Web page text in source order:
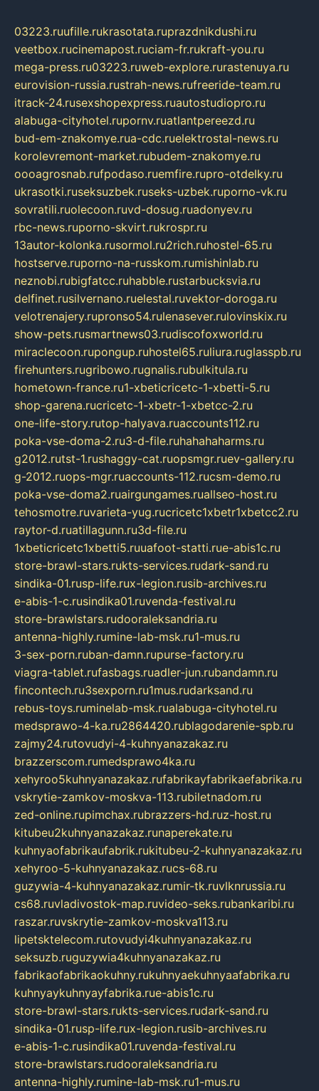
03223.ruufille.rukrasotata.ruprazdnikdushi.ru
veetbox.rucinemapost.ruciam-fr.rukraft-you.ru
mega-press.ru03223.ruweb-explore.rurastenuya.ru
eurovision-russia.rustrah-news.rufreeride-team.ru
itrack-24.rusexshopexpress.ruautostudiopro.ru
alabuga-cityhotel.rupornv.ruatlantpereezd.ru
bud-em-znakomye.rua-cdc.ruelektrostal-news.ru
korolevremont-market.rubudem-znakomye.ru
oooagrosnab.rufpodaso.ruemfire.rupro-otdelky.ru
ukrasotki.ruseksuzbek.ruseks-uzbek.ruporno-vk.ru
sovratili.ruolecoon.ruvd-dosug.ruadonyev.ru
rbc-news.ruporno-skvirt.rukrospr.ru
13autor-kolonka.rusormol.ru2rich.ruhostel-65.ru
hostserve.ruporno-na-russkom.rumishinlab.ru
neznobi.rubigfatcc.ruhabble.rustarbucksvia.ru
delfinet.rusilvernano.ruelestal.ruvektor-doroga.ru
velotrenajery.rupronso54.rulenasever.rulovinskix.ru
show-pets.rusmartnews03.rudiscofoxworld.ru
miraclecoon.rupongup.ruhostel65.ruliura.ruglasspb.ru
firehunters.rugribowo.rugnalis.rubulkitula.ru
hometown-france.ru1-xbeticricetc-1-xbetti-5.ru
shop-garena.rucricetc-1-xbetr-1-xbetcc-2.ru
one-life-story.rutop-halyava.ruaccounts112.ru
poka-vse-doma-2.ru3-d-file.ruhahahaharms.ru
g2012.rutst-1.rushaggy-cat.ruopsmgr.ruev-gallery.ru
g-2012.ruops-mgr.ruaccounts-112.rucsm-demo.ru
poka-vse-doma2.ruairgungames.ruallseo-host.ru
tehosmotre.ruvarieta-yug.rucricetc1xbetr1xbetcc2.ru
raytor-d.ruatillagunn.ru3d-file.ru
1xbeticricetc1xbetti5.ruuafoot-statti.rue-abis1c.ru
store-brawl-stars.rukts-services.rudark-sand.ru
sindika-01.rusp-life.rux-legion.rusib-archives.ru
e-abis-1-c.rusindika01.ruvenda-festival.ru
store-brawlstars.rudooraleksandria.ru
antenna-highly.rumine-lab-msk.ru1-mus.ru
3-sex-porn.ruban-damn.rupurse-factory.ru
viagra-tablet.rufasbags.ruadler-jun.rubandamn.ru
fincontech.ru3sexporn.ru1mus.rudarksand.ru
rebus-toys.ruminelab-msk.rualabuga-cityhotel.ru
medsprawo-4-ka.ru2864420.rublagodarenie-spb.ru
zajmy24.rutovudyi-4-kuhnyanazakaz.ru
brazzerscom.rumedsprawo4ka.ru
xehyroo5kuhnyanazakaz.rufabrikayfabrikaefabrika.ru
vskrytie-zamkov-moskva-113.rubiletnadom.ru
zed-online.rupimchax.rubrazzers-hd.ruz-host.ru
kitubeu2kuhnyanazakaz.runaperekate.ru
kuhnyaofabrikaufabrik.rukitubeu-2-kuhnyanazakaz.ru
xehyroo-5-kuhnyanazakaz.rucs-68.ru
guzywia-4-kuhnyanazakaz.rumir-tk.ruvlknrussia.ru
cs68.ruvladivostok-map.ruvideo-seks.rubankaribi.ru
raszar.ruvskrytie-zamkov-moskva113.ru
lipetsktelecom.rutovudyi4kuhnyanazakaz.ru
seksuzb.ruguzywia4kuhnyanazakaz.ru
fabrikaofabrikaokuhny.rukuhnyaekuhnyaafabrika.ru
kuhnyaykuhnyayfabrika.rue-abis1c.ru
store-brawl-stars.rukts-services.rudark-sand.ru
sindika-01.rusp-life.rux-legion.rusib-archives.ru
e-abis-1-c.rusindika01.ruvenda-festival.ru
store-brawlstars.rudooraleksandria.ru
antenna-highly.rumine-lab-msk.ru1-mus.ru